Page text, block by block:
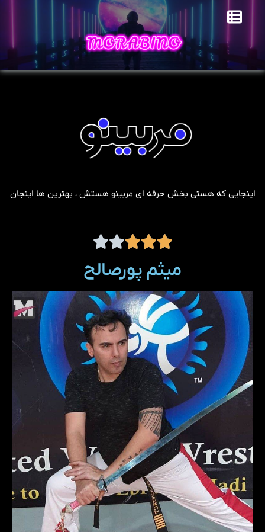
اینجایی که هستی بخش حرفه ای مربینو هستش ، بهترین ها اینجان





میثم پورصالح